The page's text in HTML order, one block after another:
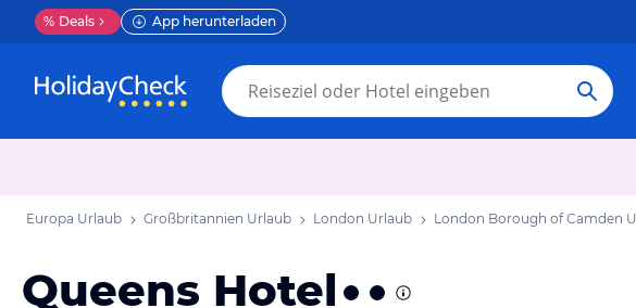
% Deals App herunterladen
Europa Urlaub Großbritannien Urlaub London Urlaub London Borough of Camden
Queens Hotel